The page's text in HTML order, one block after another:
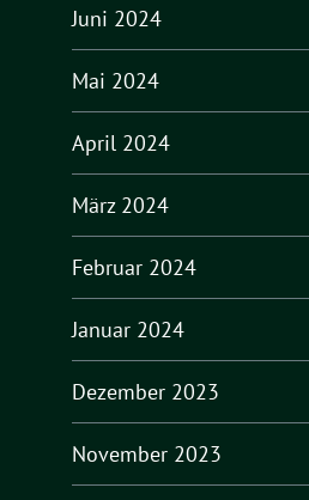
Juni 2024
Mai 2024
April 2024
März 2024
Februar 2024
Januar 2024
Dezember 2023
November 2023